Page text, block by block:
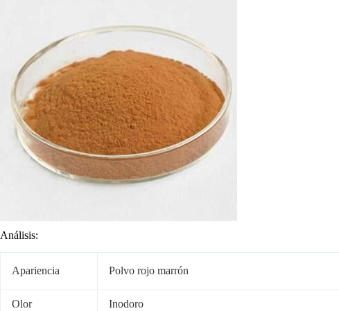
Análisis:
Apariencia Polvo rojo marrón
Olor Inodoro